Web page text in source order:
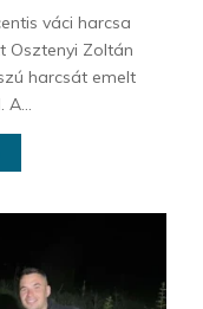
váci harcsa
Osztenyi Zoltán
harcsát emelt
A...